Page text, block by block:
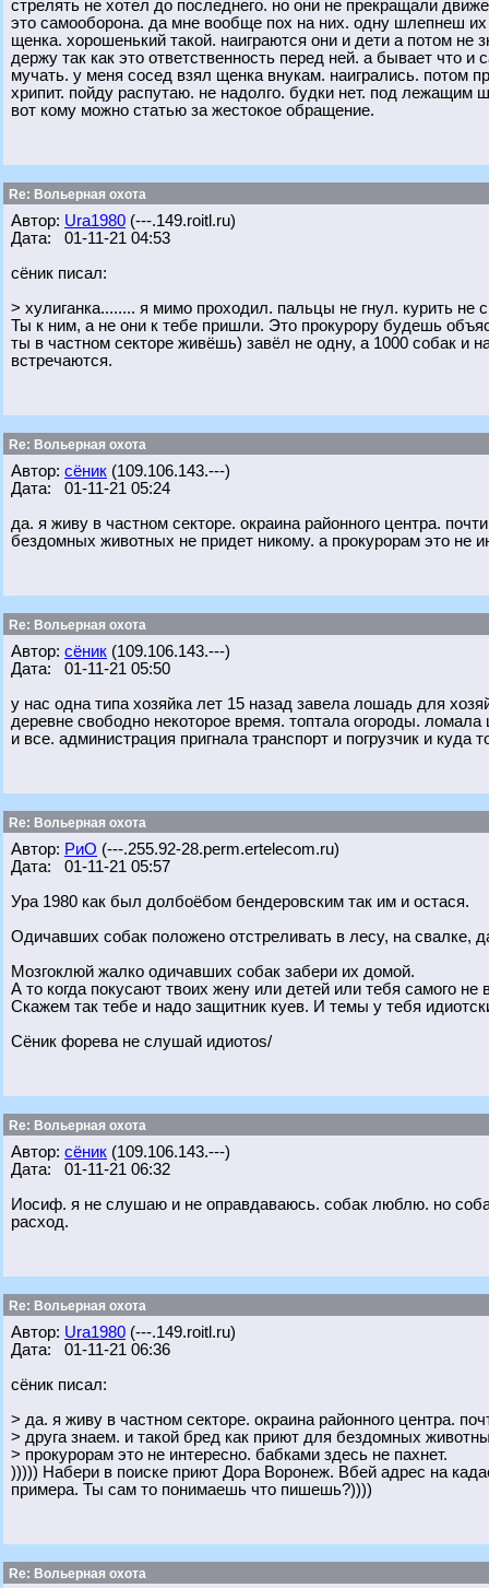
стрелять не хотел до последнего. но они не прекращали
это самооборона. да мне вообще пох на них. одну шлепнеш
щенка. хорошенький такой. наиграются они и дети а потом не
держу так как это ответственность перед ней. а бывает что
мучать. у меня сосед взял щенка внукам. наигрались. потом
хрипит. пойду распутаю. не надолго. будки нет. под
вот кому можно статью за жестокое обращение.
Re: Вольерная охота
Автор: Ura1980 (---.149.roitl.ru)
Дата: 01-11-21 04:53
сёник писал:
> хулиганка........ я мимо проходил. пальцы не гнул. курить не
Ты к ним, а не они к тебе пришли. Это прокурору будешь
ты в частном секторе живёшь) завёл не одну, а 1000 собак
встречаются.
Re: Вольерная охота
Автор: сёник (109.106.143.---)
Дата: 01-11-21 05:24
да. я живу в частном секторе. окраина районного центра.
бездомных животных не придет никому. а прокурорам это не
Re: Вольерная охота
Автор: сёник (109.106.143.---)
Дата: 01-11-21 05:50
у нас одна типа хозяйка лет 15 назад завела лошадь для
деревне свободно некоторое время. топтала огороды.
и все. администрация пригнала транспорт и погрузчик и
Re: Вольерная охота
Автор: РиО (---.255.92-28.perm.ertelecom.ru)
Дата: 01-11-21 05:57
Ура 1980 как был долбоёбом бендеровским так им и остася.
Одичавших собак положено отстреливать в лесу, на свалке,
Мозгоклюй жалко одичавших собак забери их домой.
А то когда покусают твоих жену или детей или тебя самого не
Скажем так тебе и надо защитник куев. И темы у тебя
Сёник форева не слушай идиотоs/
Re: Вольерная охота
Автор: сёник (109.106.143.---)
Дата: 01-11-21 06:32
Иосиф. я не слушаю и не оправдаваюсь. собак люблю. но
расход.
Re: Вольерная охота
Автор: Ura1980 (---.149.roitl.ru)
Дата: 01-11-21 06:36
сёник писал:
> да. я живу в частном секторе. окраина районного центра.
> друга знаем. и такой бред как приют для бездомных
> прокурорам это не интересно. бабками здесь не пахнет.
))))) Набери в поиске приют Дора Воронеж. Вбей адрес на
примера. Ты сам то понимаешь что пишешь?))))
Re: Вольерная охота